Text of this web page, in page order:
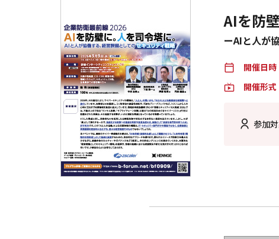
AIを防
ーAIと人が
calendar_today 開催日時
live_tv 開催形式
参加